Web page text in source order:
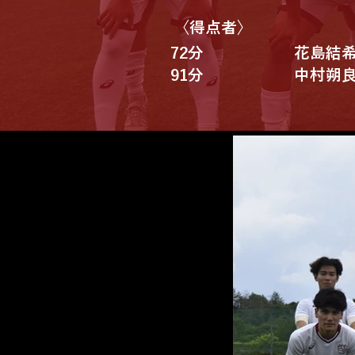
​〈得点者〉
72分
91分
花島結
中村朔